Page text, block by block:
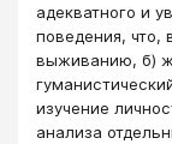
адекватного и
поведения, что,
выживанию, б)
изучение
анализа